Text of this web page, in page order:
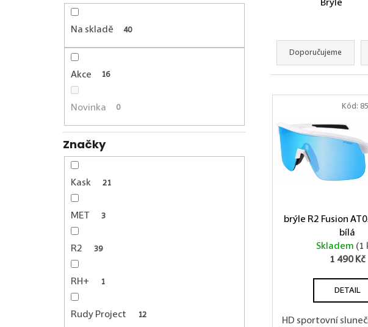
Na skladě 40
Akce 16
Novinka 0
Značky
Kask 21
MET 3
R2 39
RH+ 1
Rudy Project 12
Brýle
Řazení
Doporučujeme
Výpis
brýle R2 Fusion
bílá
Skladem (1
1 490 Kč
DETAIL
HD sportovní
Kód: